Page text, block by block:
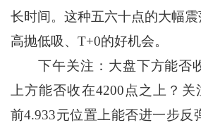
长时间。这种五六十点的大幅
高抛低吸、T+0的好机会。
下午关注：大盘下方能否收
上方能否收在4200点之上？关
前4.933元位置上能否进一步反